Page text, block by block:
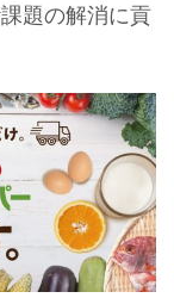
題の解消に貢